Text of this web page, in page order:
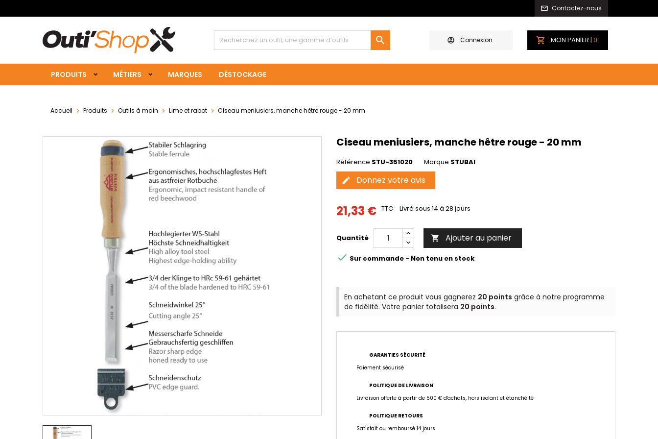
Contactez-nous
 Connexion MON PANIER | 0
PRODUITS MÉTIERS MARQUES DÉSTOCKAGE
Accueil Produits Outils à main Lime et rabot Ciseau meniusiers, manche hêtre rouge - 20 mm
Ciseau meniusiers, manche hêtre rouge - 20 mm
Référence STU-351020 Marque STUBAI
edit Donnez votre avis
21,33 € TTC Livré sous 14 à 28 jours
Quantité  Ajouter au panier
 Sur commande - Non tenu en stock
En achetant ce produit vous gagnerez 20 points grâce à notre programme
de fidélité. Votre panier totalisera 20 points.
GARANTIES SÉCURITÉ
Paiement sécurisé
POLITIQUE DE LIVRAISON
Livraison offerte à partir de 500 € d'achats, hors isolant et étanchéité
POLITIQUE RETOURS
Satisfait ou remboursé 14 jours